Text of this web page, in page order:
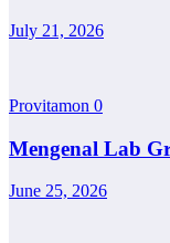
July 21, 2026
Provitamon 0
Mengenal Lab
June 25, 2026